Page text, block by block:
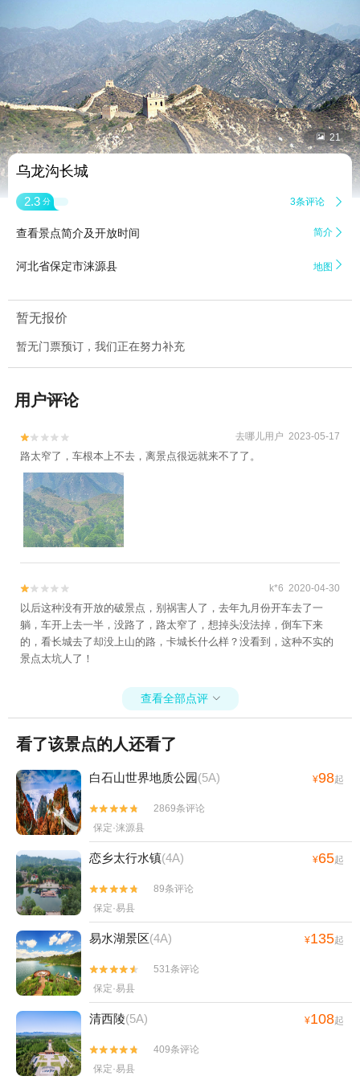
 21
乌龙沟长城
2.3 分 3条评论 
查看景点简介及开放时间 简介 
河北省保定市涞源县 地图 
暂无报价
暂无门票预订，我们正在努力补充
用户评论

 去哪儿用户 2023-05-17
路太窄了，车根本上不去，离景点很远就来不了了。

 k*6 2020-04-30
以后这种没有开放的破景点，别祸害人了，去年九月份开车去了一
躺，车开上去一半，没路了，路太窄了，想掉头没法掉，倒车下来
的，看长城去了却没上山的路，卡城长什么样？没看到，这种不实的
景点太坑人了！
查看全部点评 
看了该景点的人还看了
白石山世界地质公园(5A) ¥98起


2869条评论
保定·涞源县
恋乡太行水镇(4A) ¥65起


89条评论
保定·易县
易水湖景区(4A) ¥135起


531条评论
保定·易县
清西陵(5A) ¥108起


409条评论
保定·易县